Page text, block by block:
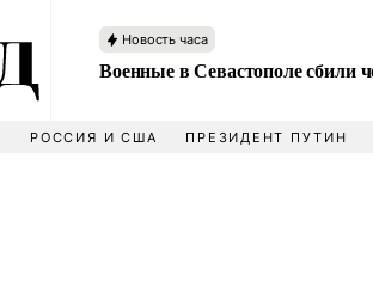
Новость часа
Военные в Севастополе
РОССИЯ И США ПРЕЗИДЕНТ ПУТИН